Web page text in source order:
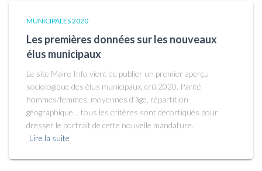
MUNICIPALES 2020
Les premières données sur les nouveaux
élus municipaux
Le site Maire Info vient de publier un premier aperçu
sociologique des élus municipaux, crû 2020. Parité
hommes/femmes, moyennes d’âge, répartition
géographique… tous les critères sont décortiqués pour
dresser le portrait de cette nouvelle mandature.
Lire la suite